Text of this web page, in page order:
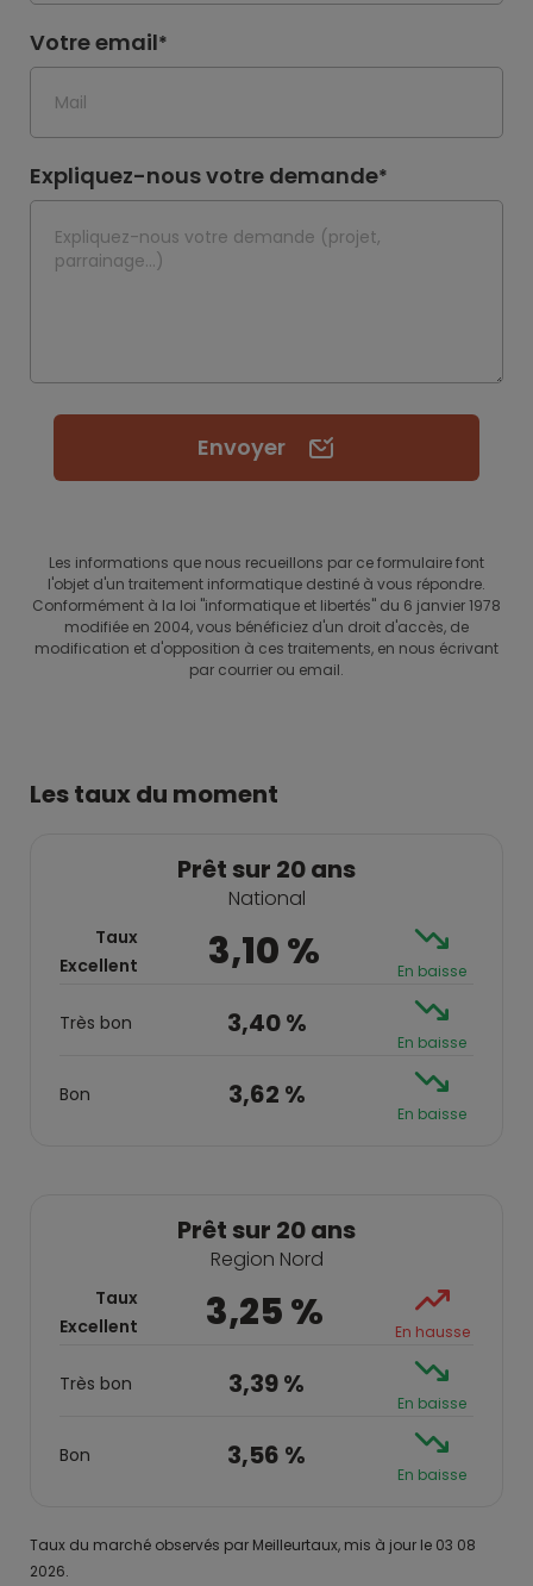
Votre email*
Expliquez-nous votre demande*
Envoyer
Les informations que nous recueillons par ce formulaire font
l'objet d'un traitement informatique destiné à vous répondre.
Conformément à la loi "informatique et libertés" du 6 janvier 1978
modifiée en 2004, vous bénéficiez d'un droit d'accès, de
modification et d'opposition à ces traitements, en nous écrivant
par courrier ou email.
Les taux du moment
Prêt sur 20 ans
National
Taux
Excellent
3,10 % En baisse
Très bon 3,40 %
En baisse
Bon 3,62 %
En baisse
Prêt sur 20 ans
Region Nord
Taux
Excellent
3,25 % En hausse
Très bon 3,39 %
En baisse
Bon 3,56 %
En baisse
Taux du marché observés par Meilleurtaux, mis à jour le 03 08
2026.